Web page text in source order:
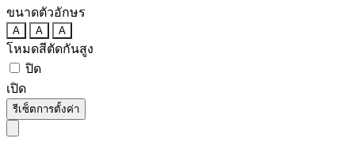
ขนาดตัวอักษร
A A A
โหมดสีตัดกันสูง
ปิด
เปิด
รีเซ็ตการตั้งค่า